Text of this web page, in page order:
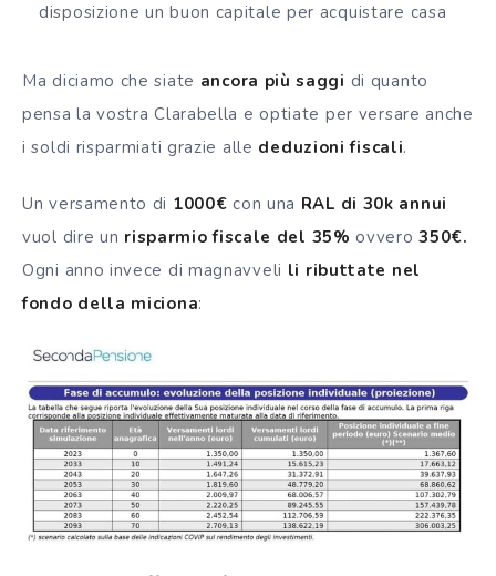
disposizione un buon capitale per acquistare casa
Ma diciamo che siate ancora più saggi di quanto
pensa la vostra Clarabella e optiate per versare anche
i soldi risparmiati grazie alle deduzioni fiscali.
Un versamento di 1000€ con una RAL di 30k annui
vuol dire un risparmio fiscale del 35% ovvero350€.
Ogni anno invece di magnavveli li ributtate nel
fondo della miciona: